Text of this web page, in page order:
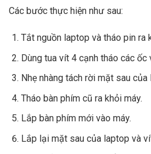
Các bước thực hiện như sau:
Tắt nguồn laptop và tháo pin ra
Dùng tua vít 4 cạnh tháo các
Nhẹ nhàng tách rời mặt sau của
Tháo bàn phím cũ ra khỏi máy.
Lắp bàn phím mới vào máy.
Lắp lại mặt sau của laptop và